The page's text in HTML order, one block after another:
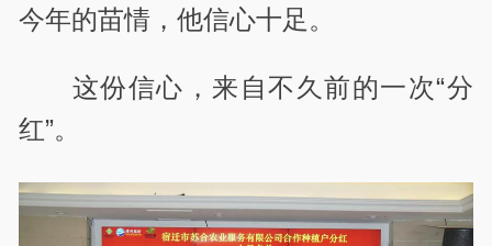
今年的苗情，他信心十足。
这份信心，来自不久前的一次“分
红”。